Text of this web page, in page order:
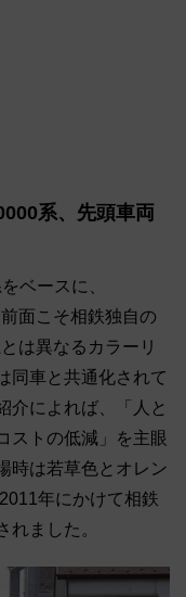
系、先頭車両
ベースに、
面こそ相鉄独自の
は異なるカラーリ
同車と共通化されて
介によれば、「人と
ストの低減」を主眼
時は若草色とオレン
年にかけて相鉄
れました。